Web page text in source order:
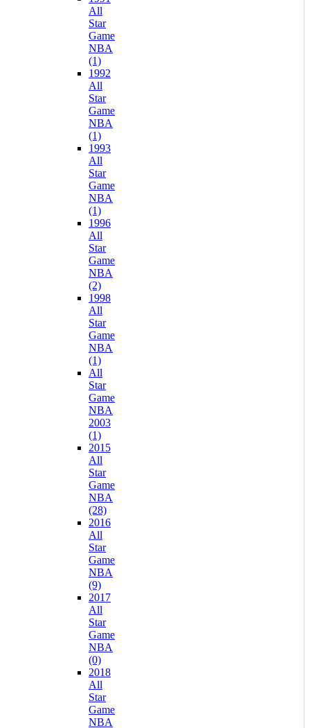
All
Star
Game
NBA
(1)
1992
All
Star
Game
NBA
(1)
1993
All
Star
Game
NBA
(1)
1996
All
Star
Game
NBA
(2)
1998
All
Star
Game
NBA
(1)
All
Star
Game
NBA
2003
(1)
2015
All
Star
Game
NBA
(28)
2016
All
Star
Game
NBA
(9)
2017
All
Star
Game
NBA
(0)
2018
All
Star
Game
NBA